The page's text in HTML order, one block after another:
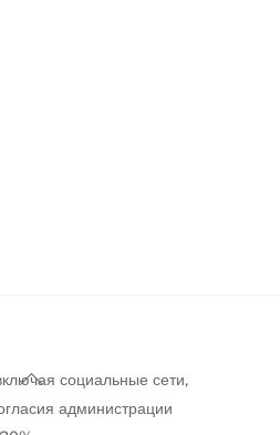
Back
To
социальные сети,
администрации